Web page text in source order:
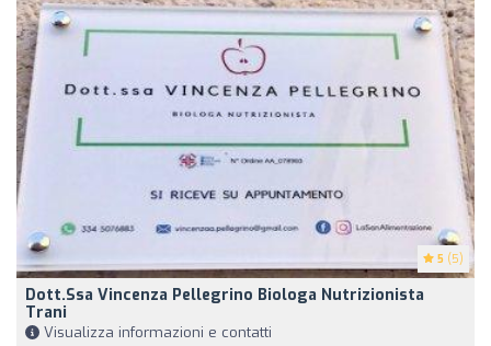
5 (5)
Dott.ssa Vincenza Pellegrino Biologa Nutrizionista
Trani
Visualizza informazioni e contatti